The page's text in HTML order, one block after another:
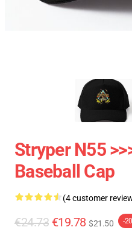
Stryper N55
Baseball Cap
(4 customer
€24.73 €19.78 $21.50 -